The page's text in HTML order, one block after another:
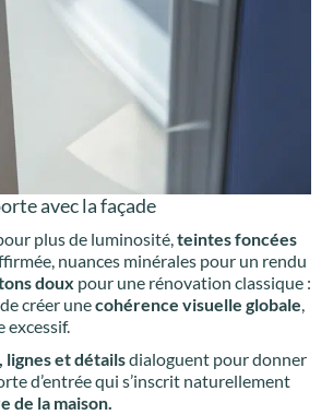
avec la façade
plus de luminosité, teintes foncées
nuances minérales pour un rendu
doux pour une rénovation classique :
créer unecohérence visuelle globale
excessif.
et détailsdialoguent pour donner
d’entrée qui s’inscrit naturellement
de la maison.